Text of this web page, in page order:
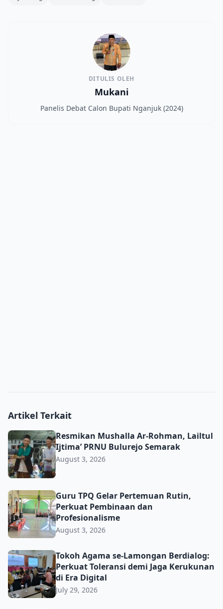
DITULIS OLEH
Mukani
Panelis Debat Calon Bupati Nganjuk (2024)
Artikel Terkait
Resmikan Mushalla Ar-Rohman, Lailtul Ijtima’ PRNU
Resmikan Mushalla Ar-Rohman, Lailtul
Ijtima’ PRNU Bulurejo Semarak
August 3, 2026
Guru TPQ Gelar Pertemuan Rutin, Perkuat Pembinaan
Guru TPQ Gelar Pertemuan Rutin,
Perkuat Pembinaan dan
Profesionalisme
August 3, 2026
Tokoh Agama se-Lamongan Berdialog: Perkuat
Tokoh Agama se-Lamongan Berdialog:
Perkuat Toleransi demi Jaga Kerukunan
di Era Digital
July 29, 2026